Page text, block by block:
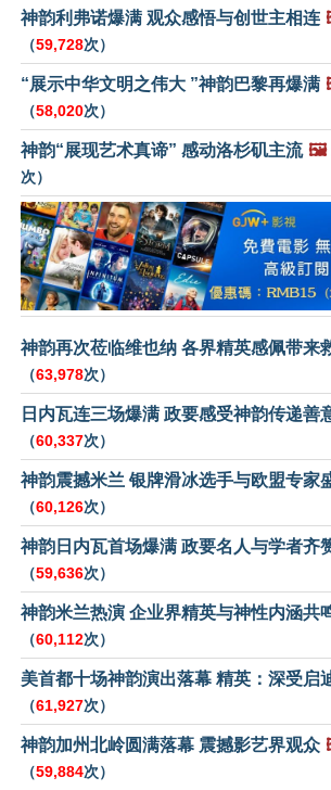
神韵利弗诺爆满 观众感悟与创世主相连
（59,728次）
“展示中华文明之伟大 ”神韵巴黎再爆满
（58,020次）
神韵“展现艺术真谛” 感动洛杉矶主流 🖼️
次）
神韵再次莅临维也纳 各界精英感佩带来
（63,978次）
日内瓦连三场爆满 政要感受神韵传递善
（60,337次）
神韵震撼米兰 银牌滑冰选手与欧盟专家
（60,126次）
神韵日内瓦首场爆满 政要名人与学者齐
（59,636次）
神韵米兰热演 企业界精英与神性内涵共
（60,112次）
美首都十场神韵演出落幕 精英：深受启
（61,927次）
神韵加州北岭圆满落幕 震撼影艺界观众
（59,884次）